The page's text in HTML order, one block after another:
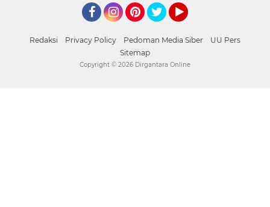
Redaksi Privacy Policy Pedoman Media Siber
UU Pers
Sitemap
Copyright © 2026 Dirgantara Online